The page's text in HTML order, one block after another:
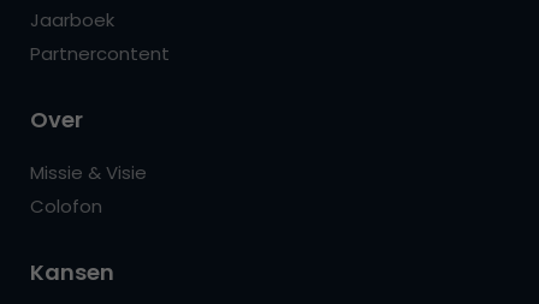
Jaarboek
Partnercontent
Over
Missie & Visie
Colofon
Kansen